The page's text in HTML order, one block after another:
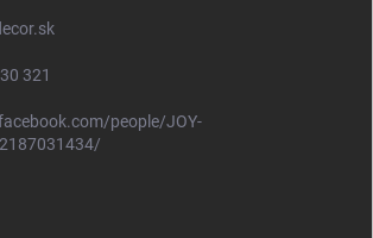
321
people/JOY-